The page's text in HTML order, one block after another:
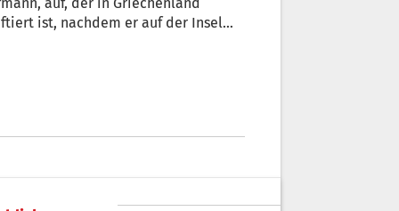
ist, nachdem er auf der Insel